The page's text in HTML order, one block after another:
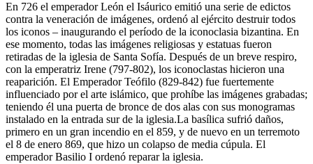
En 726 el emperador León el Isáurico emitió una serie de edictos
contra la veneración de imágenes, ordenó al ejército destruir todos
los iconos – inaugurando el período de la iconoclasia bizantina. En
ese momento, todas las imágenes religiosas y estatuas fueron
retiradas de la iglesia de Santa Sofía. Después de un breve respiro,
con la emperatriz Irene (797-802), los iconoclastas hicieron una
reaparición. El Emperador Teófilo (829-842) fue fuertemente
influenciado por el arte islámico, que prohíbe las imágenes grabadas;
teniendo él una puerta de bronce de dos alas con sus monogramas
instalado en la entrada sur de la iglesia.La basílica sufrió daños,
primero en un gran incendio en el 859, y de nuevo en un terremoto
el 8 de enero 869, que hizo un colapso de media cúpula. El
emperador Basilio I ordenó reparar la iglesia.